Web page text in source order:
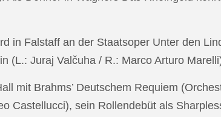
in Falstaff an der Staatsoper Unter den
(L.: Juraj Valčuha / R.: Marco Arturo
mit Brahms’ Deutschem Requiem
Castellucci), sein Rollendebüt als